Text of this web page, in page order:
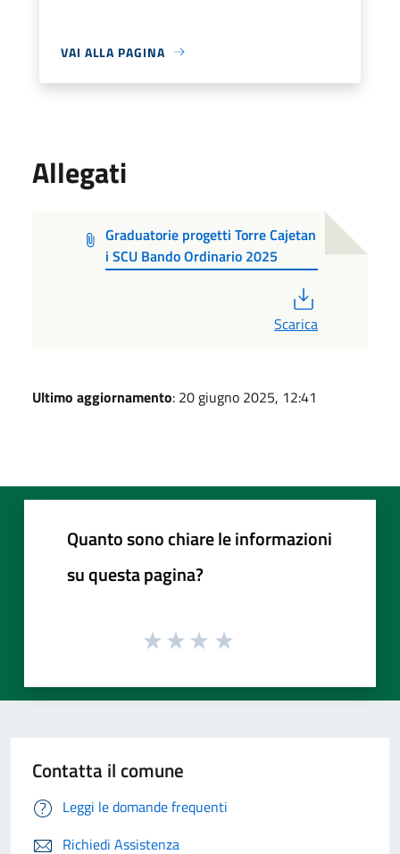
VAI ALLA PAGINA
Allegati
Graduatorie progetti Torre Cajetan
i SCU Bando Ordinario 2025
Scarica
Ultimo aggiornamento: 20 giugno 2025, 12:41
Quanto sono chiare le informazioni
su questa pagina?
Contatta il comune
Leggi le domande frequenti
Richiedi Assistenza